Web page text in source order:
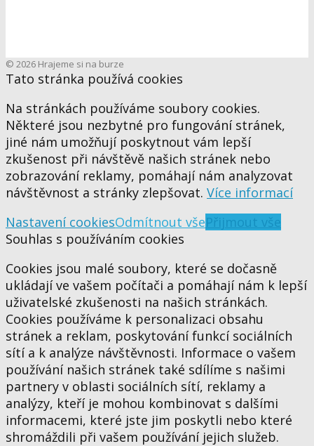
© 2026 Hrajeme si na burze
Tato stránka používá cookies
Na stránkách používáme soubory cookies.
Některé jsou nezbytné pro fungování stránek,
jiné nám umožňují poskytnout vám lepší
zkušenost při návštěvě našich stránek nebo
zobrazování reklamy, pomáhají nám analyzovat
návštěvnost a stránky zlepšovat. Více informací
Nastavení cookiesOdmítnout všePřijmout vše
Souhlas s používáním cookies
Cookies jsou malé soubory, které se dočasně
ukládají ve vašem počítači a pomáhají nám k lepší
uživatelské zkušenosti na našich stránkách.
Cookies používáme k personalizaci obsahu
stránek a reklam, poskytování funkcí sociálních
sítí a k analýze návštěvnosti. Informace o vašem
používání našich stránek také sdílíme s našimi
partnery v oblasti sociálních sítí, reklamy a
analýzy, kteří je mohou kombinovat s dalšími
informacemi, které jste jim poskytli nebo které
shromáždili při vašem používání jejich služeb.